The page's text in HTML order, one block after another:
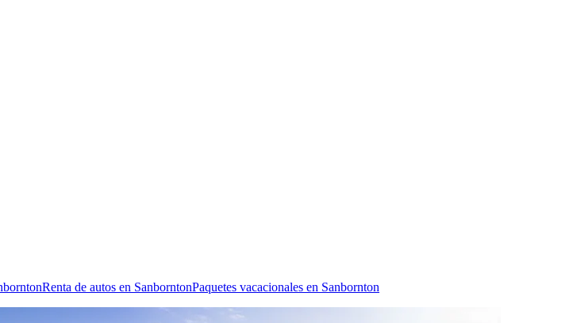
Renta de autos en SanborntonPaquetes vacacionales en Sanbornton